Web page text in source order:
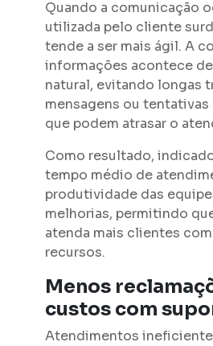
Quando a comunicação
utilizada pelo cliente
tende a ser mais ágil. A
informações acontece
natural, evitando longas
mensagens ou tentativas
que podem atrasar o
Como resultado,
tempo médio de
produtividade das
melhorias, permitindo
atenda mais clientes
recursos.
Menos
custos com
Atendimentos